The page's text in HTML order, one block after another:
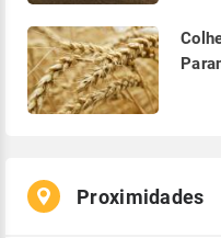
Proximidades